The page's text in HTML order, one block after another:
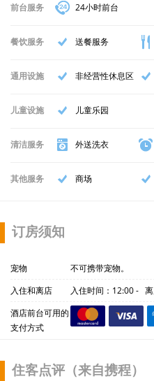
前台服务 24小时前台
餐饮服务 送餐服务
通用设施 非经营性休息区
儿童设施 儿童乐园
清洁服务 外送洗衣
其他服务 商场
订房须知
宠物
不可携带宠物。
入住和离店
入住时间：12:00 -
酒店前台可用的
支付方式
住客点评（来自携程）